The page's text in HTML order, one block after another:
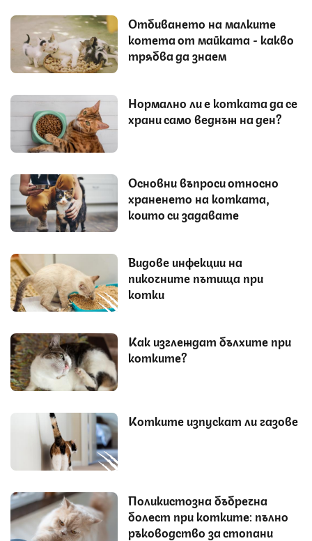
Отбиването на малките
котета от майката - какво
трябва да знаем
Нормално ли е котката да се
храни само веднъж на ден?
Основни въпроси относно
храненето на котката,
които си задавате
Видове инфекции на
пикочните пътища при
котки
Как изглеждат бълхите при
котките?
Котките изпускат ли газове
Поликистозна бъбречна
болест при котките: пълно
ръководство за стопани